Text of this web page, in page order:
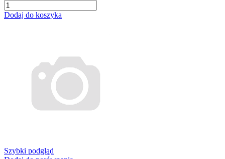
Dodaj do koszyka
Szybki podgląd